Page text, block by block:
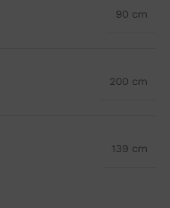
90 cm
200 cm
139 cm